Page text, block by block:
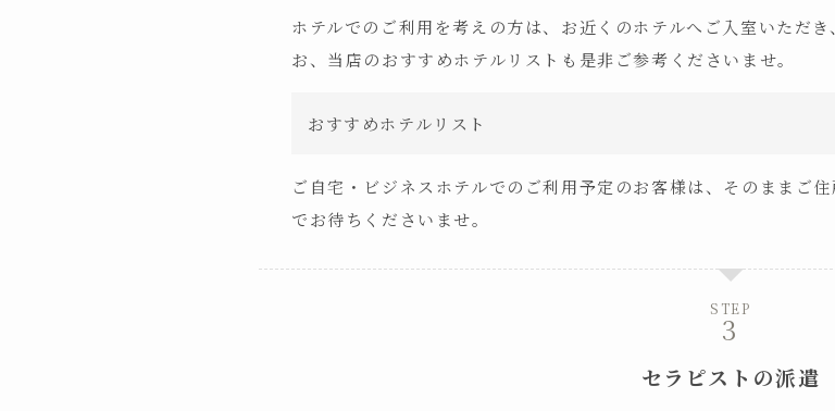
ホテルでのご利用を考えの方は、お近くのホテルへご入室いただ
お、当店のおすすめホテルリストも是非ご参考くださいませ。
おすすめホテルリスト
ご自宅・ビジネスホテルでのご利用予定のお客様は、そのままご
でお待ちくださいませ。
STEP
セラピストの派遣